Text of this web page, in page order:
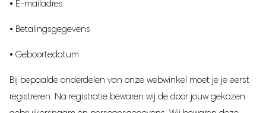
• E-mailadres
• Betalingsgegevens
• Geboortedatum
Bij bepaalde onderdelen van onze webwinkel moet je je eerst
registreren. Na registratie bewaren wij de door jouw gekozen